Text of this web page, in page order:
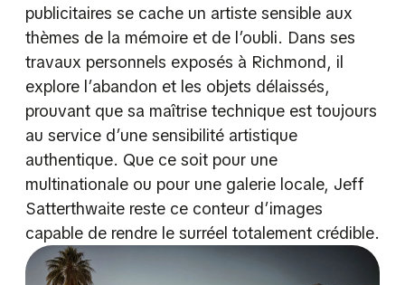
publicitaires se cache un artiste sensible aux
thèmes de la mémoire et de l’oubli. Dans ses
travaux personnels exposés à Richmond, il
explore l’abandon et les objets délaissés,
prouvant que sa maîtrise technique est toujours
au service d’une sensibilité artistique
authentique. Que ce soit pour une
multinationale ou pour une galerie locale, Jeff
Satterthwaite reste ce conteur d’images
capable de rendre le surréel totalement crédible.